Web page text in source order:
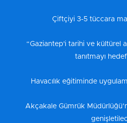
Çiftçiyi 3-5 tüccara
“Gaziantep'i tarihi ve kültürel
tanıtmayı
Havacılık eğitiminde
Akçakale Gümrük